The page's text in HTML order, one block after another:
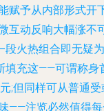
赋予从内部形式开
互动反响大幅涨不
段火热组合即无疑为
填充这——可谓称身
;但同样可从普通受
——注览必然值得